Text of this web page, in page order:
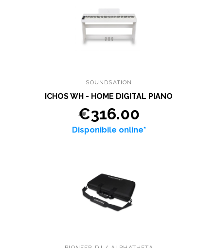
SOUNDSATION
ICHOS WH - HOME DIGITAL PIANO
€316.00
Disponibile online*